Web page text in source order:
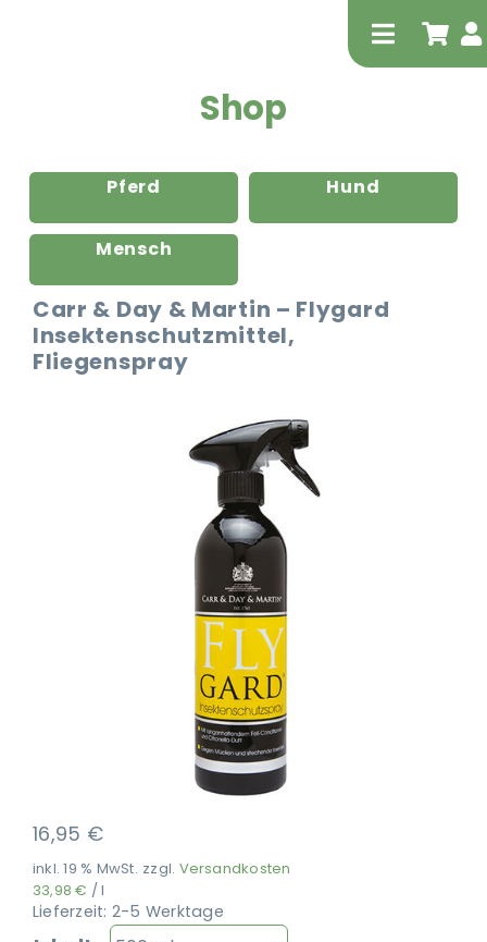
Toggle
Shop
Pferd Hund
Mensch
Carr & Day & Martin – Flygard
Insektenschutzmittel,
Fliegenspray
16,95 €
inkl. 19 % MwSt. zzgl. Versandkosten
33,98€ /l
Lieferzeit: 2-5 Werktage